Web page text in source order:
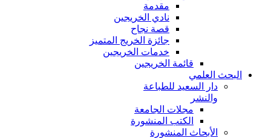
مقدمة
نادي الخريجين
قصة نجاح
جائزة الخريج المتميز
خدمات الخريجين
قائمة الخريجين
البحث العلمي
دار السعيد للطباعة
والنشر
مجلات الجامعة
الكتب المنشورة
الأبحاث المنشورة